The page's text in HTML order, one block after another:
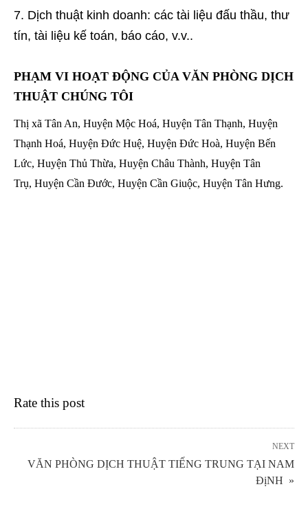
Dịch thuật kinh doanh: các tài liệu đấu thầu, thư
tín, tài liệu kế toán, báo cáo, v.v..
PHẠM VI HOẠT ĐỘNG CỦA VĂN PHÒNG DỊCH
THUẬT CHÚNG TÔI
Thị xã Tân An, Huyện Mộc Hoá, Huyện Tân Thạnh, Huyện
Thạnh Hoá, Huyện Đức Huệ, Huyện Đức Hoà, Huyện Bến
Lức, Huyện Thủ Thừa, Huyện Châu Thành, Huyện Tân
Trụ, Huyện Cần Đước, Huyện Cần Giuộc, Huyện Tân Hưng.
Rate this post
NEXT
VĂN PHÒNG DỊCH THUẬT TIẾNG TRUNG TẠI NAM
ĐịNH »